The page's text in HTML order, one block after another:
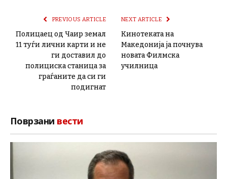
PREVIOUS ARTICLE
Полицаец од Чаир земал
11 туѓи лични карти и не
ги доставил до
полициска станица за
граѓаните да си ги
подигнат
NEXT ARTICLE
Кинотеката на
Македонија ја почнува
новата Филмска
училница
Поврзани вести